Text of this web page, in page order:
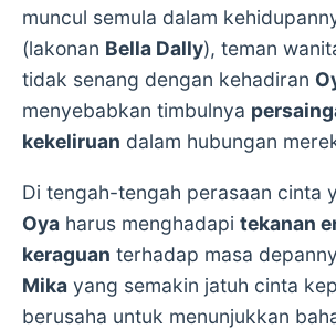
muncul semula dalam
(lakonan Bella Dally), teman
tidak senang dengan kehadiran
menyebabkan timbulnya
kekeliruan dalam hubungan
Di tengah-tengah perasaan cinta
Oya harus menghadapi tekanan
keraguan terhadap masa
Mika yang semakin jatuh cinta
berusaha untuk menunjukkan